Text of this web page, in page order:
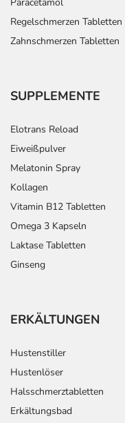
68165 Mannheim
Paracetamol
Regelschmerzen Tabletten
Zahnschmerzen Tabletten
SUPPLEMENTE
Elotrans Reload
Eiweißpulver
Melatonin Spray
Kollagen
Vitamin B12 Tabletten
Omega 3 Kapseln
Laktase Tabletten
Ginseng
ERKÄLTUNGEN
Hustenstiller
Hustenlöser
Halsschmerztabletten
Erkältungsbad